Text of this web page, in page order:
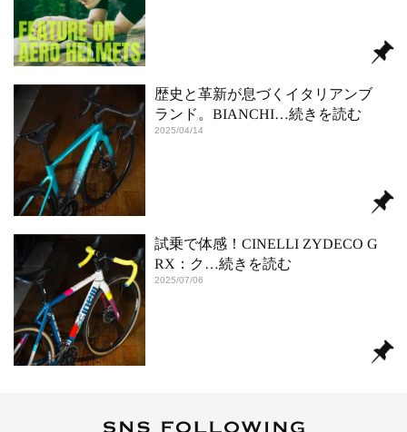
歴史と革新が息づくイタリアンブ
ランド。BIANCHI…続きを読む
2025/04/14
試乗で体感！CINELLI ZYDECO G
RX：ク …続きを読む
2025/07/06